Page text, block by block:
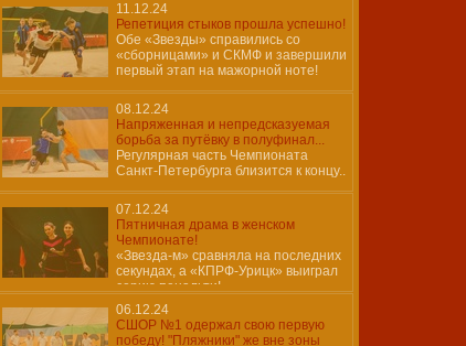
11.12.24
Репетиция стыков прошла успешно!
Обе «Звезды» справились со
«сборницами» и СКМФ и завершили
первый этап на мажорной ноте!
08.12.24
Напряженная и непредсказуемая
борьба за путёвку в полуфинал...
Регулярная часть Чемпионата
Санкт-Петербурга близится к концу..
07.12.24
Пятничная драма в женском
Чемпионате!
«Звезда-м» сравняла на последних
секундах, а «КПРФ-Урицк» выиграл
серию пенальти!
06.12.24
СШОР №1 одержал свою первую
победу! "Пляжники" же вне зоны